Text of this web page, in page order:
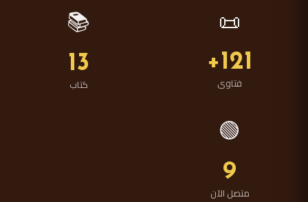
📜
121+
فتاوى
📚
13
كتاب
🟢
9
متصل الآن